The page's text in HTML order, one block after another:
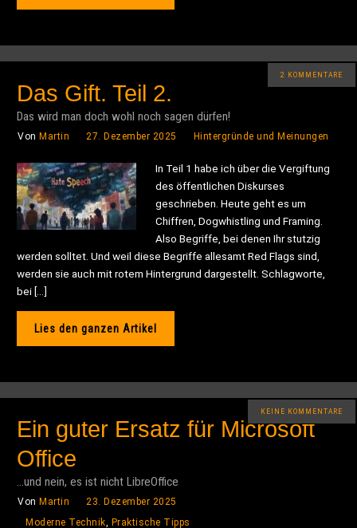
2 KOMMENTARE
Das Gift. Teil 2.
Das wird man doch wohl noch sagen dürfen!
VonMartin 27. Dezember 2025 Hintergründe und Meinungen
In Teil 1 habe ich über die Vergiftung
des öffentlichen Diskurses
geschrieben. Heute geht es um
Chiffren, Dogwhistling und Framing.
Also Begriffe, bei denen Ihr stutzig
werden solltet. Und weil diese Begriffe allesamt Red Flags sind,
werden sie auch mit rotem Hintergrund dargestellt. Schlagworte,
bei […]
Lies den ganzen Artikel
KEINE KOMMENTARE
Ein guter Ersatz für Microsoft
Office
...und nein, es ist nicht LibreOffice
Von Martin
23. Dezember 2025
Moderne Technik, Praktische Tipps